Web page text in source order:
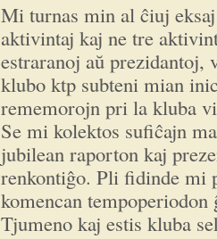
Mi turnas min al ĉiuj
aktivintaj kaj ne tre
estraranoj aŭ
klubo ktp subteni mian
rememorojn pri la kluba
Se mi kolektos sufiĉajn
jubilean raporton kaj
renkontiĝo. Pli fidinde mi
komencan
Tjumeno kaj estis kluba